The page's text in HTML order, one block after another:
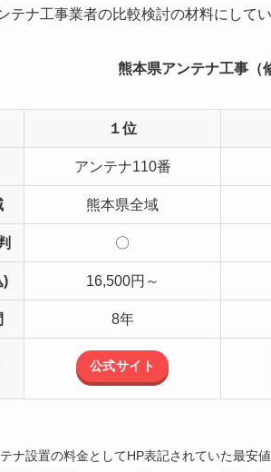
テナ工事業者の比較検討の材料にして
熊本県アンテナ工事（
１位
アンテナ110番
熊本県全域
〇
) 16,500円～
8年
公式サイト
ナ設置の料金としてHP表記されていた最安